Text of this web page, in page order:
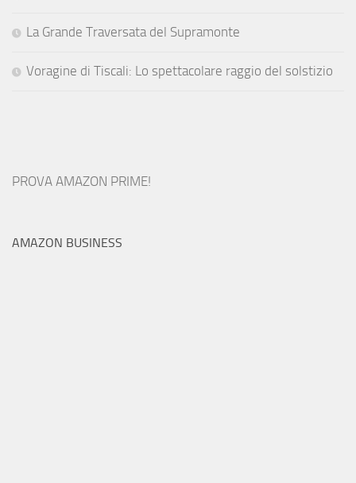
La Grande Traversata del Supramonte
Voragine di Tiscali: Lo spettacolare raggio del solstizio
PROVA AMAZON PRIME!
AMAZON BUSINESS